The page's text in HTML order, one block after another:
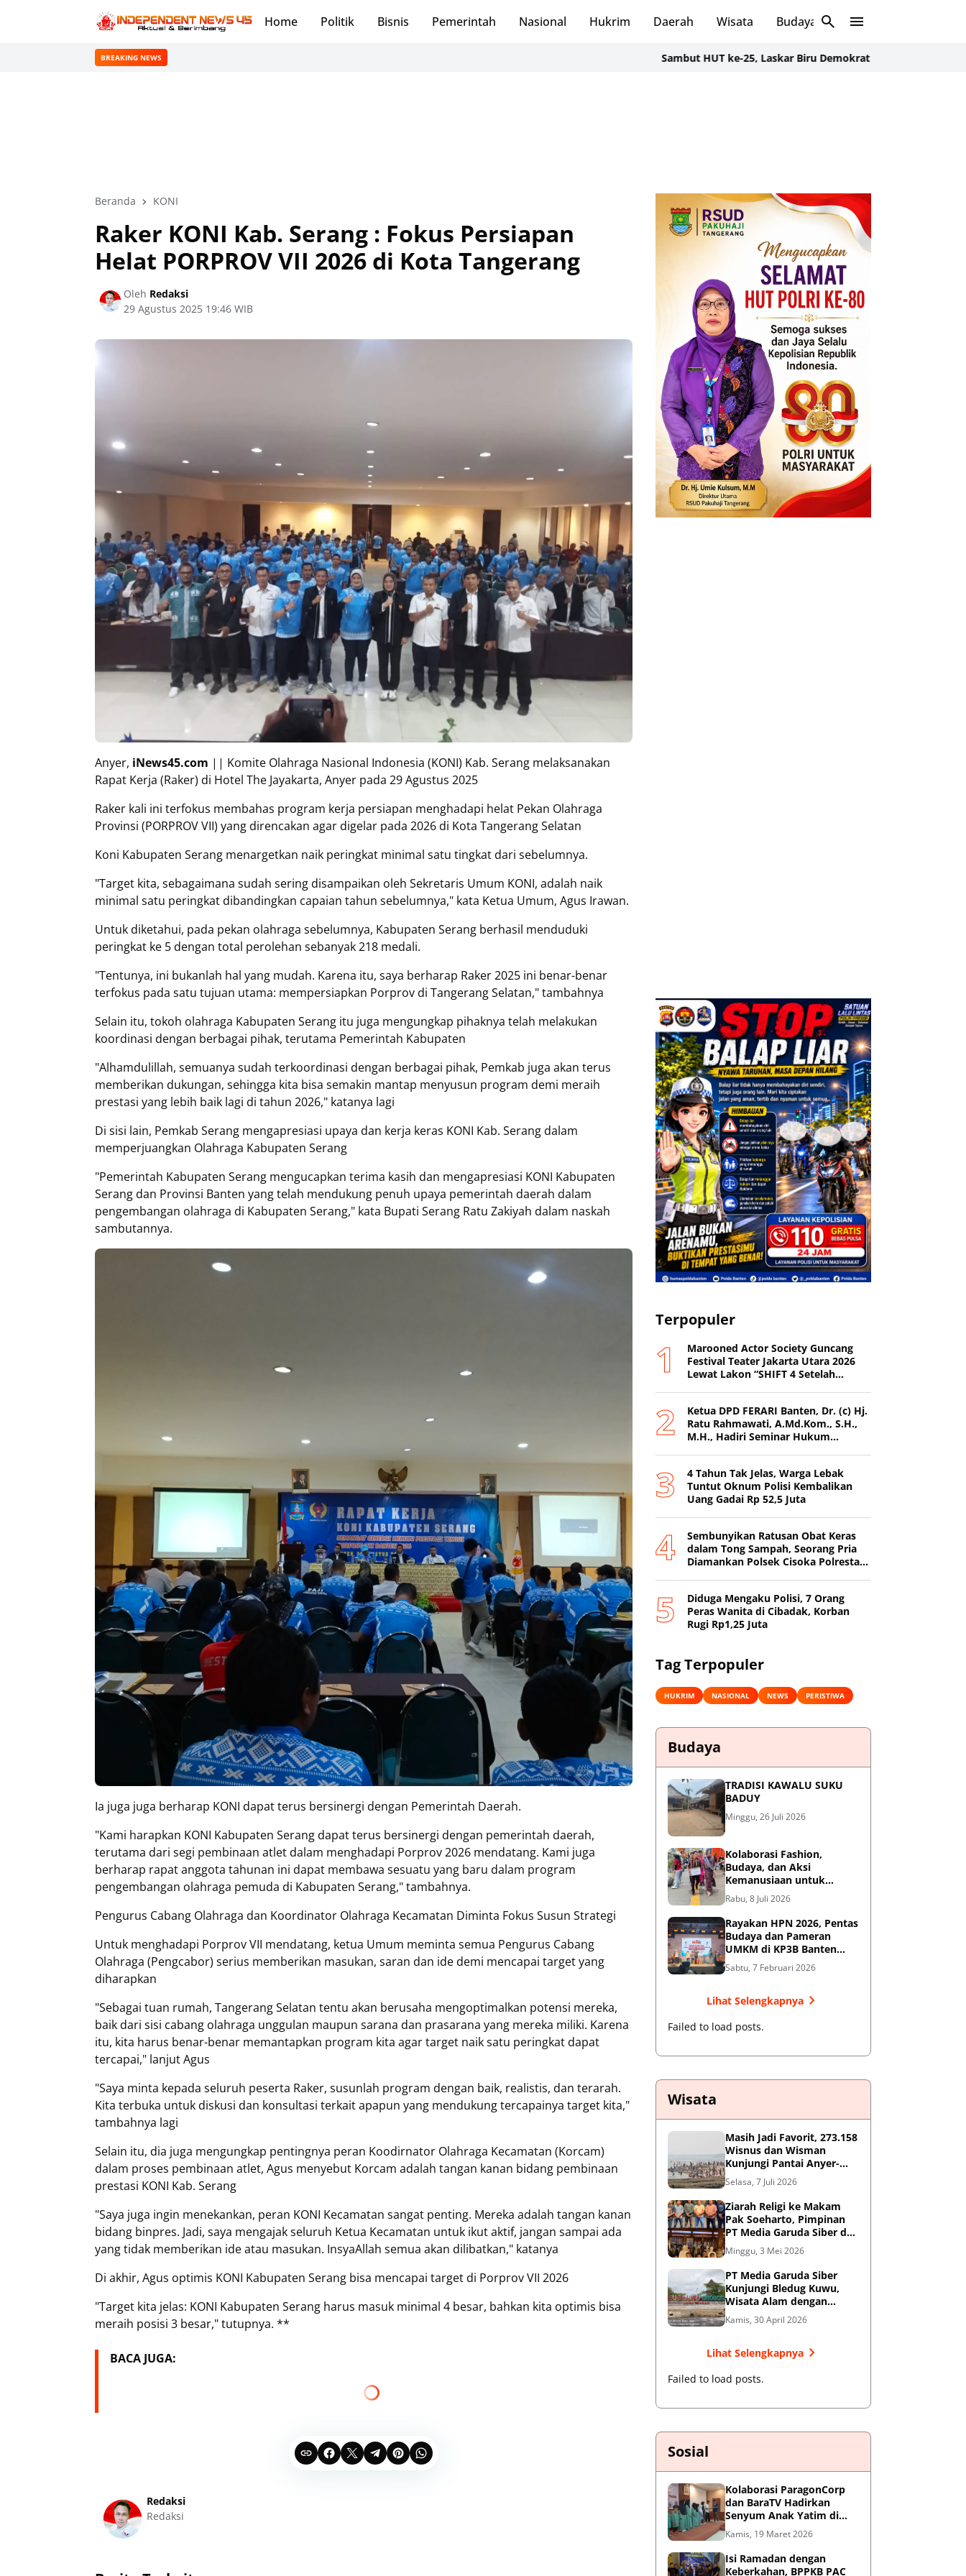
Home Politik Bisnis Pemerintah Nasional Hukrim Daerah Wisata Budaya Sosial
BREAKING NEWS Sambut HUT ke-25, Laskar Biru Demokrat Banten Gelar Aksi Bersih
Beranda KONI
Raker KONI Kab. Serang : Fokus Persiapan
Helat PORPROV VII 2026 di Kota Tangerang
Oleh Redaksi
29 Agustus 2025 19:46 WIB
Anyer, iNews45.com || Komite Olahraga Nasional Indonesia (KONI) Kab. Serang melaksanakan
Rapat Kerja (Raker) di Hotel The Jayakarta, Anyer pada 29 Agustus 2025
Raker kali ini terfokus membahas program kerja persiapan menghadapi helat Pekan Olahraga
Provinsi (PORPROV VII) yang direncakan agar digelar pada 2026 di Kota Tangerang Selatan
Koni Kabupaten Serang menargetkan naik peringkat minimal satu tingkat dari sebelumnya.
"Target kita, sebagaimana sudah sering disampaikan oleh Sekretaris Umum KONI, adalah naik
minimal satu peringkat dibandingkan capaian tahun sebelumnya," kata Ketua Umum, Agus Irawan.
Untuk diketahui, pada pekan olahraga sebelumnya, Kabupaten Serang berhasil menduduki
peringkat ke 5 dengan total perolehan sebanyak 218 medali.
"Tentunya, ini bukanlah hal yang mudah. Karena itu, saya berharap Raker 2025 ini benar-benar
terfokus pada satu tujuan utama: mempersiapkan Porprov di Tangerang Selatan," tambahnya
Selain itu, tokoh olahraga Kabupaten Serang itu juga mengungkap pihaknya telah melakukan
koordinasi dengan berbagai pihak, terutama Pemerintah Kabupaten
"Alhamdulillah, semuanya sudah terkoordinasi dengan berbagai pihak, Pemkab juga akan terus
memberikan dukungan, sehingga kita bisa semakin mantap menyusun program demi meraih
prestasi yang lebih baik lagi di tahun 2026," katanya lagi
Di sisi lain, Pemkab Serang mengapresiasi upaya dan kerja keras KONI Kab. Serang dalam
memperjuangkan Olahraga Kabupaten Serang
"Pemerintah Kabupaten Serang mengucapkan terima kasih dan mengapresiasi KONI Kabupaten
Serang dan Provinsi Banten yang telah mendukung penuh upaya pemerintah daerah dalam
pengembangan olahraga di Kabupaten Serang," kata Bupati Serang Ratu Zakiyah dalam naskah
sambutannya.
Ia juga juga berharap KONI dapat terus bersinergi dengan Pemerintah Daerah.
"Kami harapkan KONI Kabupaten Serang dapat terus bersinergi dengan pemerintah daerah,
terutama dari segi pembinaan atlet dalam menghadapi Porprov 2026 mendatang. Kami juga
berharap rapat anggota tahunan ini dapat membawa sesuatu yang baru dalam program
pengembangan olahraga pemuda di Kabupaten Serang," tambahnya.
Pengurus Cabang Olahraga dan Koordinator Olahraga Kecamatan Diminta Fokus Susun Strategi
Untuk menghadapi Porprov VII mendatang, ketua Umum meminta semua Pengurus Cabang
Olahraga (Pengcabor) serius memberikan masukan, saran dan ide demi mencapai target yang
diharapkan
"Sebagai tuan rumah, Tangerang Selatan tentu akan berusaha mengoptimalkan potensi mereka,
baik dari sisi cabang olahraga unggulan maupun sarana dan prasarana yang mereka miliki. Karena
itu, kita harus benar-benar memantapkan program kita agar target naik satu peringkat dapat
tercapai," lanjut Agus
"Saya minta kepada seluruh peserta Raker, susunlah program dengan baik, realistis, dan terarah.
Kita terbuka untuk diskusi dan konsultasi terkait apapun yang mendukung tercapainya target kita,"
tambahnya lagi
Selain itu, dia juga mengungkap pentingnya peran Koodirnator Olahraga Kecamatan (Korcam)
dalam proses pembinaan atlet, Agus menyebut Korcam adalah tangan kanan bidang pembinaan
prestasi KONI Kab. Serang
"Saya juga ingin menekankan, peran KONI Kecamatan sangat penting. Mereka adalah tangan kanan
bidang binpres. Jadi, saya mengajak seluruh Ketua Kecamatan untuk ikut aktif, jangan sampai ada
yang tidak memberikan ide atau masukan. InsyaAllah semua akan dilibatkan," katanya
Di akhir, Agus optimis KONI Kabupaten Serang bisa mencapai target di Porprov VII 2026
"Target kita jelas: KONI Kabupaten Serang harus masuk minimal 4 besar, bahkan kita optimis bisa
meraih posisi 3 besar," tutupnya. **
BACA JUGA:
Redaksi
Redaksi
Terpopuler
Marooned Actor Society Guncang
Festival Teater Jakarta Utara 2026
Lewat Lakon “SHIFT 4 Setelah
Ketua DPD FERARI Banten, Dr. (c) Hj.
Ratu Rahmawati, A.Md.Kom., S.H.,
M.H., Hadiri Seminar Hukum
4 Tahun Tak Jelas, Warga Lebak
Tuntut Oknum Polisi Kembalikan
Uang Gadai Rp 52,5 Juta
Sembunyikan Ratusan Obat Keras
dalam Tong Sampah, Seorang Pria
Diamankan Polsek Cisoka Polresta
Diduga Mengaku Polisi, 7 Orang
Peras Wanita di Cibadak, Korban
Rugi Rp1,25 Juta
Tag Terpopuler
HUKRIM NASIONAL NEWS PERISTIWA
Budaya
TRADISI KAWALU SUKU
BADUY
Minggu, 26 Juli 2026
Kolaborasi Fashion,
Budaya, dan Aksi
Kemanusiaan untuk
Pasien Kanker Dhuafa
Rabu, 8 Juli 2026
Rayakan HPN 2026, Pentas
Budaya dan Pameran
UMKM di KP3B Banten
Sedot Antusiasme Warga
Sabtu, 7 Februari 2026
Lihat Selengkapnya
Failed to load posts.
Wisata
Masih Jadi Favorit, 273.158
Wisnus dan Wisman
Kunjungi Pantai Anyer-
Cinangka Selama Libur
Sekolah
Selasa, 7 Juli 2026
Ziarah Religi ke Makam
Pak Soeharto, Pimpinan
PT Media Garuda Siber dan
Redaksi Hormati Jasa Sang
Jendral Besar
Minggu, 3 Mei 2026
PT Media Garuda Siber
Kunjungi Bledug Kuwu,
Wisata Alam dengan
Segudang Keunikan dan
Potensi UMKM
Kamis, 30 April 2026
Lihat Selengkapnya
Failed to load posts.
Sosial
Kolaborasi ParagonCorp
dan BaraTV Hadirkan
Senyum Anak Yatim di
Hotel Le Semar Tangerang
Kamis, 19 Maret 2026
Isi Ramadan dengan
Keberkahan, BPPKB PAC